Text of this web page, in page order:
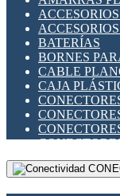
INTERFACES
LLAVES
MEDIDORES
MOTORES
PANTALLAS
PLC -
RELÉS DE
SENSORES
BATERÍAS
BORNES
CABLE
CAJA
DIP